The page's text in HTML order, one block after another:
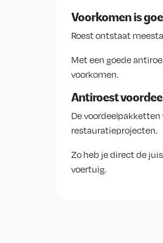
Voorkomen is
Roest ontstaat
Met een goede
voorkomen.
Antiroest
De
restauratieprojecten.
Zo heb je direct de
voertuig.